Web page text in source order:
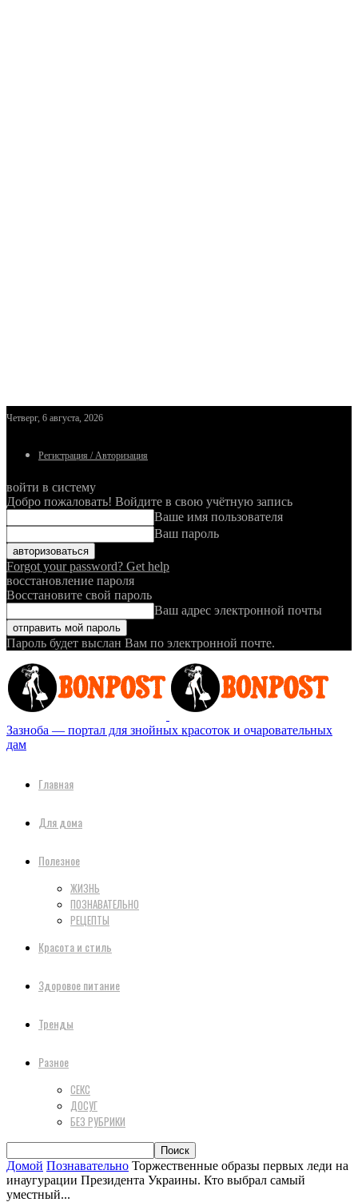
Четверг, 6 августа, 2026
Регистрация / Авторизация
войти в систему
Добро пожаловать! Войдите в свою учётную запись
Ваше имя пользователя
Ваш пароль
Forgot your password? Get help
восстановление пароля
Восстановите свой пароль
Ваш адрес электронной почты
Пароль будет выслан Вам по электронной почте.
Зазноба — портал для знойных красоток и очаровательных
дам
Главная
Для дома
Полезное
ЖИЗНЬ
ПОЗНАВАТЕЛЬНО
РЕЦЕПТЫ
Красота и стиль
Здоровое питание
Тренды
Разное
СЕКС
ДОСУГ
БЕЗ РУБРИКИ
Домой Познавательно Торжественные образы первых леди на
инаугурации Президента Украины. Кто выбрал самый
уместный...